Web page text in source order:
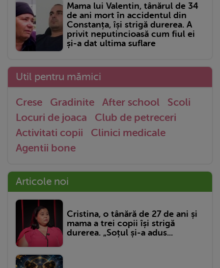
Mama lui Valentin, tânărul de 34
de ani mort în accidentul din
Constanța, își strigă durerea. A
privit neputincioasă cum fiul ei
și-a dat ultima suflare
Util pentru mămici
Crese Gradinite After school
Scoli
Locuri de joaca
Club de petreceri
Activitati copii
Clinici medicale
Agentii bone
Articole noi
Cristina, o tânără de 27 de ani și
mama a trei copii își strigă
durerea. „Soțul și-a adus...